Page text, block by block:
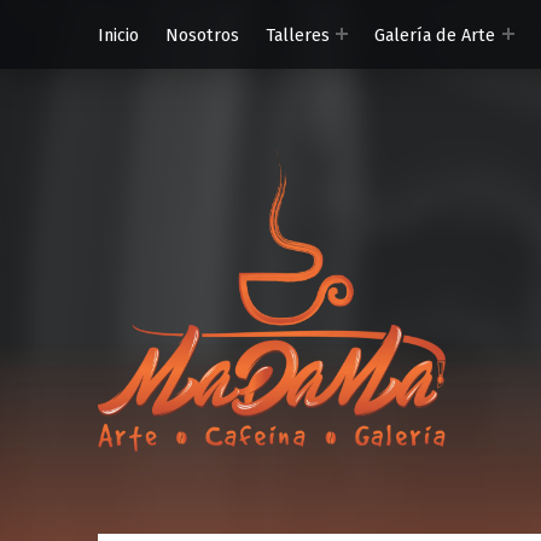
Inicio
Nosotros Talleres Galería de Arte